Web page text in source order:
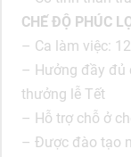
CHẾ ĐỘ PHÚC
– Ca làm việc:
– Hưởng đầy đủ
thưởng lễ Tết
– Hỗ trợ chỗ ở
– Được đào tạo